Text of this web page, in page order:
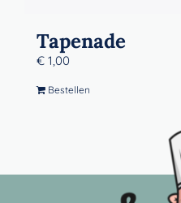
Tapenade
€ 1,00
Bestellen